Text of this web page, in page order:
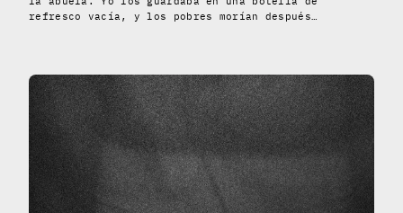
refresco vacía, y los pobres morían después…